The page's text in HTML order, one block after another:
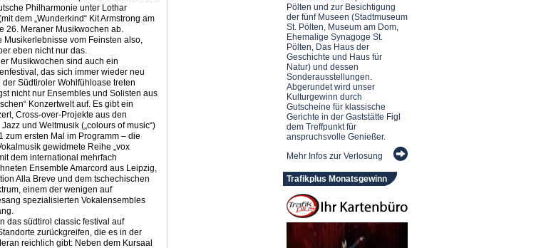
Philharmonie unter Lothar
dem „Wunderkind“ Kit Armstrong am
26. Meraner Musikwochen ab.
Musikerlebnisse vom Feinsten also,
eben nicht nur das.
Musikwochen sind auch ein
das sich immer wieder neu
der Südtiroler Wohlfühloase treten
nicht nur Ensembles und Solisten aus
Konzertwelt auf. Es gibt ein
Cross-over-Projekte aus den
und Weltmusik („colours of music“)
zum ersten Mal im Programm – die
gewidmete Reihe „vox
dem international mehrfach
Ensemble Amarcord aus Leipzig,
Alla Breve und dem tschechischen
einem der wenigen auf
spezialisierten Vokalensembles
das südtirol classic festival auf
zurückgreifen, die es in der
reichlich gibt: Neben dem Kursaal
Pölten und zur Besichtigung
der fünf Museen (Stadtmuseum
St. Pölten, Museum am Dom,
Ehemalige Synagoge St.
Pölten, Das Haus der
Geschichte und Haus für
Natur) und dessen
Sonderausstellungen.
Abgerundet wird unser
Kulturgewinn durch
Gutscheine für klassische
Gerichte in der Gaststätte Figl
dem Treffpunkt für
anspruchsvolle Genießer.
Mehr Infos zur Verlosung
Trafikplus Monatsgewinn